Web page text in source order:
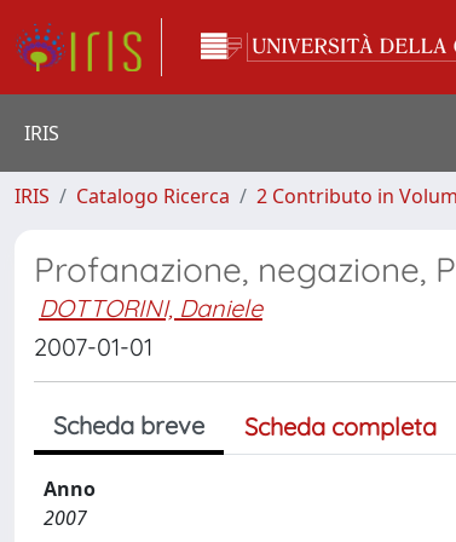
IRIS
IRIS Catalogo Ricerca 2 Contributo in
Profanazione, negazione,
DOTTORINI, Daniele
2007-01-01
Scheda breve Scheda completa
Anno
2007